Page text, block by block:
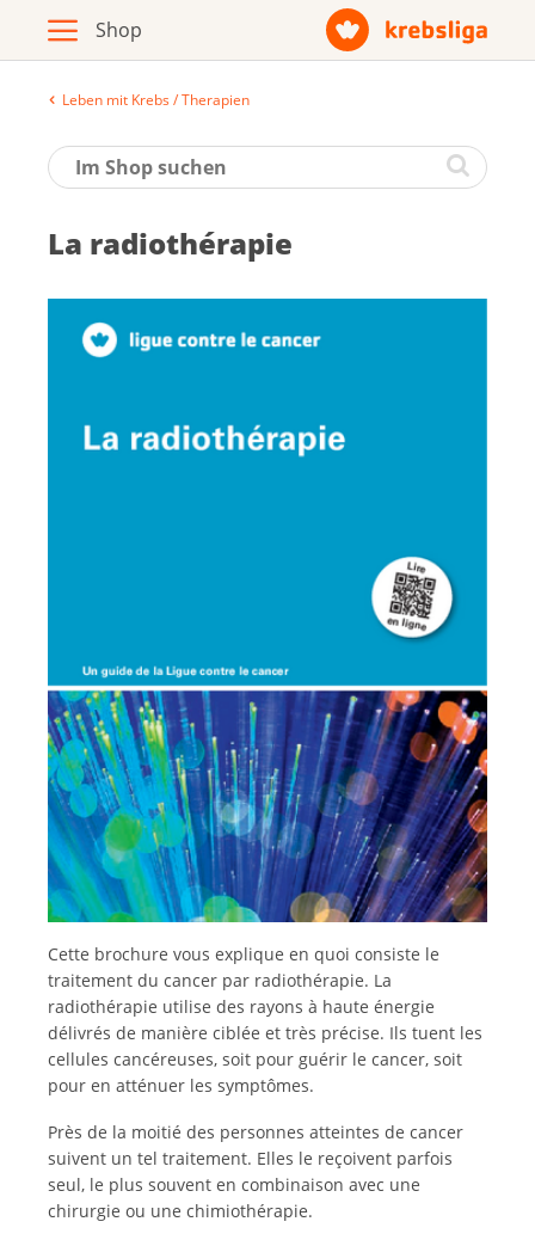
Archiv
Broschüren / Infomaterial
Produkte
Zur Krebsliga-Webseite
Deutsch
Leben mit Krebs / Therapien
La ra­dio­thé­ra­pie
Cette brochure vous explique en quoi consiste le
traitement du cancer par radiothérapie. La
radiothérapie utilise des rayons à haute énergie
délivrés de manière ciblée et très précise. Ils tuent les
cellules cancéreuses, soit pour guérir le cancer, soit
pour en atténuer les symptômes.
Près de la moitié des personnes atteintes de cancer
suivent un tel traitement. Elles le reçoivent parfois
seul, le plus souvent en combinaison avec une
chirurgie ou une chimiothérapie.